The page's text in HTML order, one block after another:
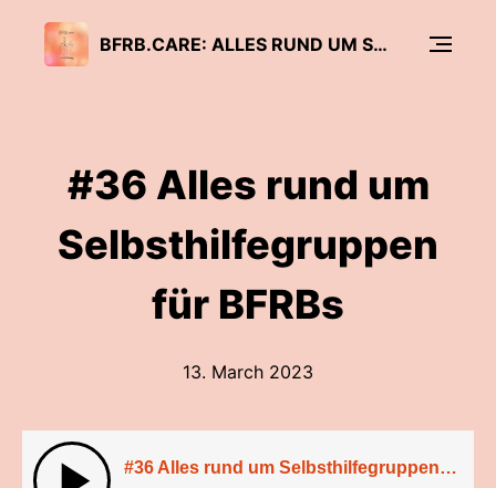
BFRB.CARE: ALLES RUND UM SKIN PICKING, TRICHOTILLOMANIE UND CO.
#36 Alles rund um
Selbsthilfegruppen
für BFRBs
13. March 2023
#36 Alles rund um Selbsthilfegruppen für BFRBs